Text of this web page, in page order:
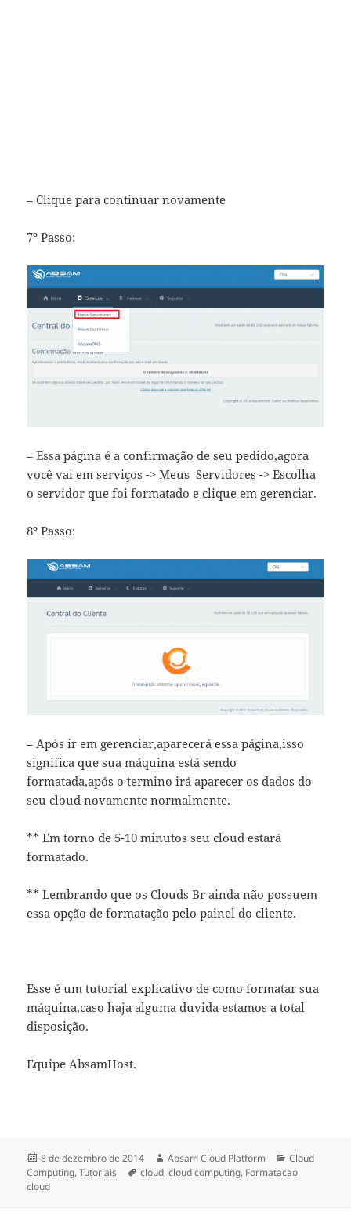
– Clique para continuar novamente
7º Passo:
– Essa página é a confirmação de seu pedido,agora
você vai em serviços -> Meus Servidores -> Escolha
o servidor que foi formatado e clique em gerenciar.
8º Passo:
– Após ir em gerenciar,aparecerá essa página,isso
significa que sua máquina está sendo
formatada,após o termino irá aparecer os dados do
seu cloud novamente normalmente.
** Em torno de 5-10 minutos seu cloud estará
formatado.
** Lembrando que os Clouds Br ainda não possuem
essa opção de formatação pelo painel do cliente.
Esse é um tutorial explicativo de como formatar sua
máquina,caso haja alguma duvida estamos a total
disposição.
Equipe AbsamHost.
Publicado
em
8 de dezembro de 2014 Autor
Absam Cloud Platform Categorias
Cloud
Computing,Tutoriais Tags
cloud,cloud computing, Formatacao
cloud